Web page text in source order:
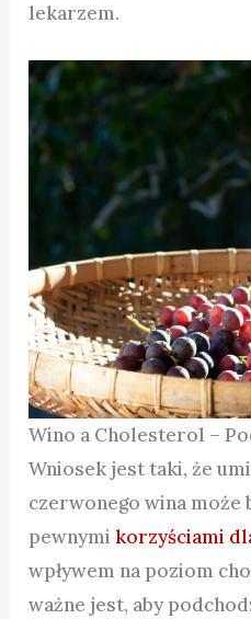
lekarzem.
Wino a Cholesterol –
Wniosek jest taki, że
czerwonego wina może
pewnymikorzyściami
wpływem na poziom
ważne jest, aby